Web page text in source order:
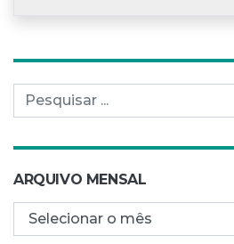
Pesquisar por:
ARQUIVO MENSAL
Arquivo mensal